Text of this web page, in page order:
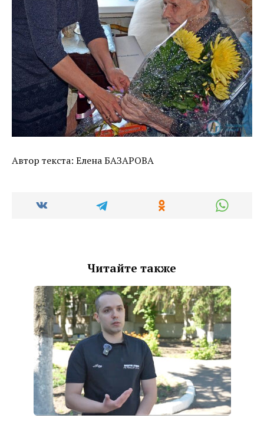
Автор текста: Елена БАЗАРОВА
Читайте также